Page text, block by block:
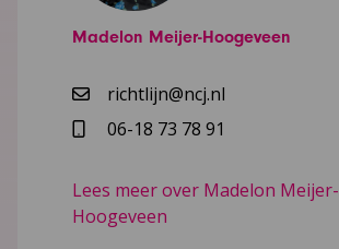
Madelon Meijer-Hoogeveen
richtlijn@ncj.nl
06-18 73 78 91
Lees meer over Madelon Meijer-
Hoogeveen